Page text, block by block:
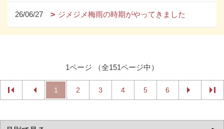
26/06/27 ジメジメ梅雨の時期がやってきました
1ページ （全151ページ中）
1 2 3 4 5 6